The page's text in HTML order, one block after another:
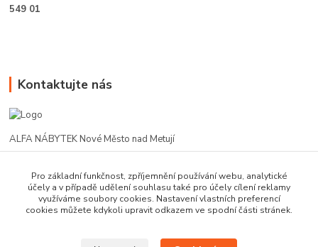
549 01
Kontaktujte nás
ALFA NÁBYTEK Nové Město nad Metují
602 412 331
alfanm@seznam.cz
Pro základní funkčnost, zpříjemnění používání webu, analytické
účely a v případě udělení souhlasu také pro účely cílení reklamy
využíváme soubory cookies. Nastavení vlastních preferencí
cookies můžete kdykoli upravit odkazem ve spodní části stránek.